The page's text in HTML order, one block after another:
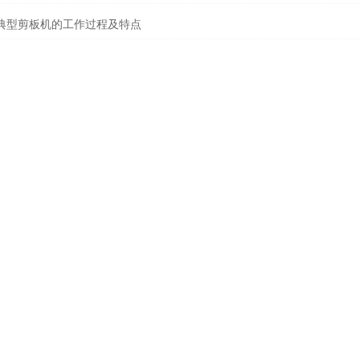
型剪板机的工作过程及特点